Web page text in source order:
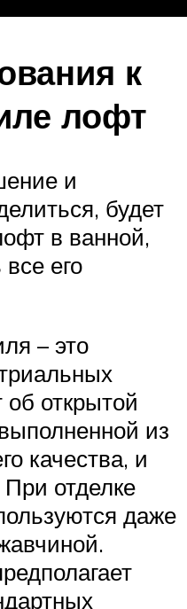
к
лофт
и
будет
в ванной,
его
– это
открытой
из
качества, и
При отделке
даже